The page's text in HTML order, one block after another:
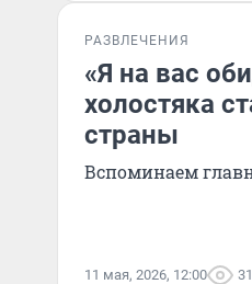
РАЗВЛЕЧЕНИЯ
«Я на вас
холостяка
страны
Вспоминаем
11 мая, 2026, 12:00